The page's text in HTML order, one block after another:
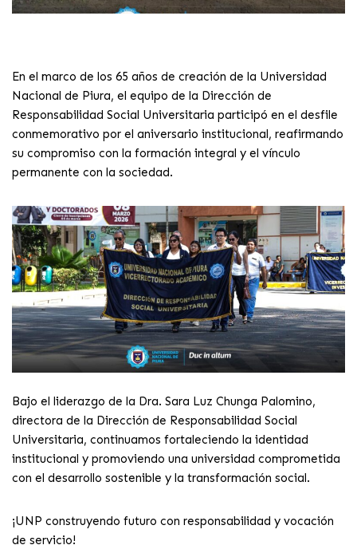
En el marco de los 65 años de creación de la Universidad
Nacional de Piura, el equipo de la Dirección de
Responsabilidad Social Universitaria participó en el desfile
conmemorativo por el aniversario institucional, reafirmando
su compromiso con la formación integral y el vínculo
permanente con la sociedad.
Bajo el liderazgo de la Dra. Sara Luz Chunga Palomino,
directora de la Dirección de Responsabilidad Social
Universitaria, continuamos fortaleciendo la identidad
institucional y promoviendo una universidad comprometida
con el desarrollo sostenible y la transformación social.
¡UNP construyendo futuro con responsabilidad y vocación
de servicio!